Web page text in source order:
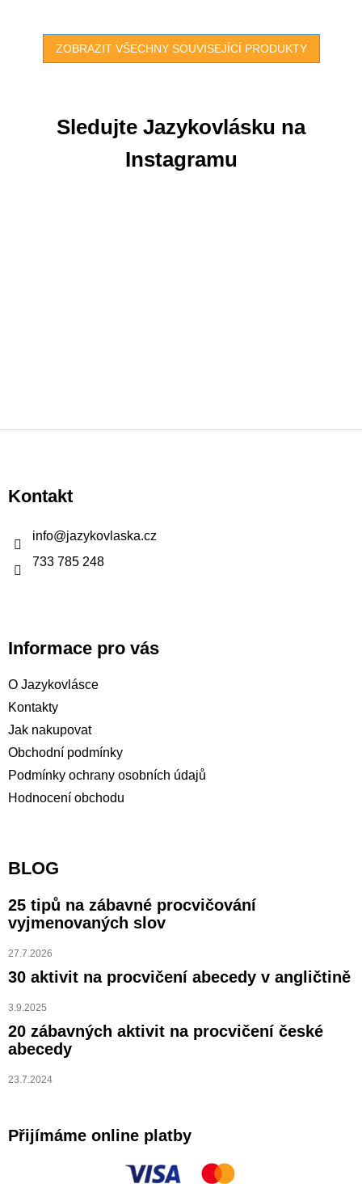
ZOBRAZIT VŠECHNY SOUVISEJÍCÍ PRODUKTY
Sledujte Jazykovlásku na
Instagramu
p
aKontakt
info@jazykovlaska.cz
733 785 248
Informace pro vás
O Jazykovlásce
Kontakty
Jak nakupovat
Obchodní podmínky
Podmínky ochrany osobních údajů
Hodnocení obchodu
BLOG
25 tipů na zábavné procvičování
vyjmenovaných slov
27.7.2026
30 aktivit na procvičení abecedy v angličtině
3.9.2025
20 zábavných aktivit na procvičení české
abecedy
23.7.2024
Přijímáme online platby